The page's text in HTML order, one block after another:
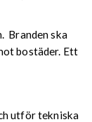
Branden ska
bostäder. Ett
utför tekniska